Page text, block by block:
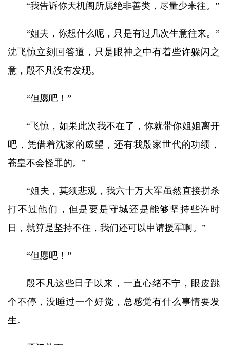
“我告诉你天机阁所属绝非善类，尽量少来往。”
“姐夫，你想什么呢，只是有过几次生意往来。”
沈飞惊立刻回答道，只是眼神之中有着些许躲闪之
意，殷不凡没有发现。
“但愿吧！”
“飞惊，如果此次我不在了，你就带你姐姐离开
吧，凭借着沈家的威望，还有我殷家世代的功绩，
苍皇不会怪罪的。”
“姐夫，莫须悲观，我六十万大军虽然直接拼杀
打不过他们，但是要是守城还是能够坚持些许时
日，就算是坚持不住，我们还可以申请援军啊。”
“但愿吧！”
殷不凡这些日子以来，一直心绪不宁，眼皮跳
个不停，没睡过一个好觉，总感觉有什么事情要发
生。